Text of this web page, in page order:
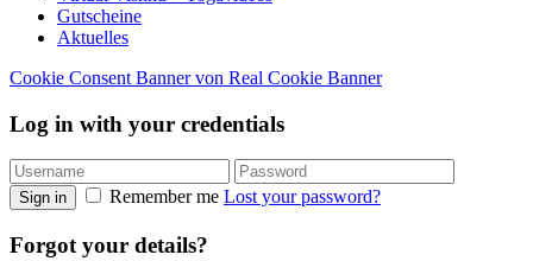
Gutscheine
Aktuelles
Cookie Consent Banner von Real Cookie Banner
Log in with your credentials
Sign in Remember me Lost your password?
Forgot your details?